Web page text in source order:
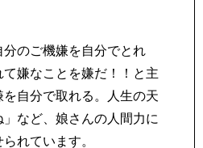
分のご機嫌を自分でとれ
嫌なことを嫌だ！！と主
自分で取れる。人生の天
など、娘さんの人間力に
れています。